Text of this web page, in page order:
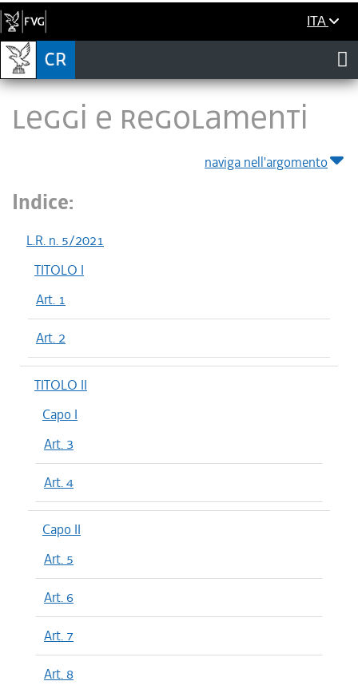
ITA
LEGGI E REGOLAMENTI
naviga nell'argomento
Indice:
L.R. n. 5/2021
TITOLO I
Art. 1
Art. 2
TITOLO II
Capo I
Art. 3
Art. 4
Capo II
Art. 5
Art. 6
Art. 7
Art. 8